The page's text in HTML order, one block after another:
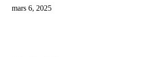
mars 6, 2025